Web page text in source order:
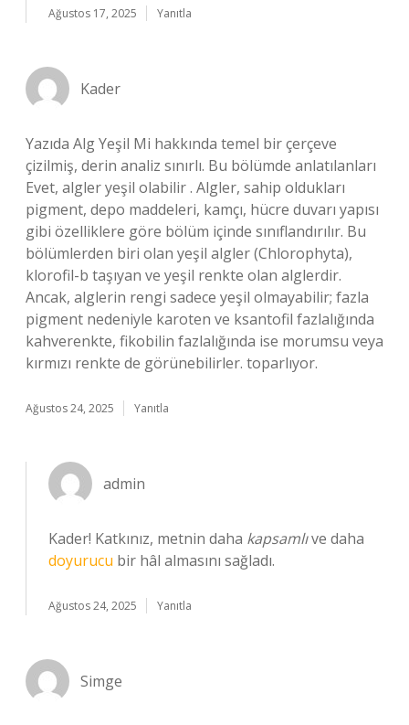
Ağustos 17, 2025 Yanıtla
Kader
Yazıda Alg Yeşil Mi hakkında temel bir çerçeve
çizilmiş, derin analiz sınırlı. Bu bölümde anlatılanları
Evet, algler yeşil olabilir . Algler, sahip oldukları
pigment, depo maddeleri, kamçı, hücre duvarı yapısı
gibi özelliklere göre bölüm içinde sınıflandırılır. Bu
bölümlerden biri olan yeşil algler (Chlorophyta),
klorofil-b taşıyan ve yeşil renkte olan alglerdir.
Ancak, alglerin rengi sadece yeşil olmayabilir; fazla
pigment nedeniyle karoten ve ksantofil fazlalığında
kahverenkte, fikobilin fazlalığında ise morumsu veya
kırmızı renkte de görünebilirler. toparlıyor.
Ağustos 24, 2025 Yanıtla
admin
Kader! Katkınız, metnin daha kapsamlıve daha
doyurucu bir hâl almasını sağladı.
Ağustos 24, 2025 Yanıtla
Simge